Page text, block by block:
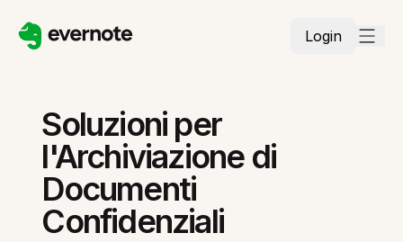
Login
Soluzioni per
l'Archiviazione di
Documenti
Confidenziali